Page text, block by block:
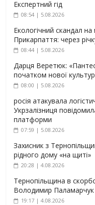
Експертний гід
08:54 | 5.08.2026
Екологічний скандал
Прикарпаття: через
08:44 | 5.08.2026
Дарця Веретюк:
початком нової
08:00 | 5.08.2026
росія атакувала
Укрзалізниця
платформи
07:59 | 5.08.2026
Захисник з
рідного дому «на щиті»
20:28 | 4.08.2026
Тернопільщина в
Володимир Паламарчук
19:17 | 4.08.2026